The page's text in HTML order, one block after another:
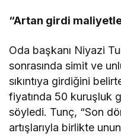
“Artan girdi
Oda başkanı Niyazi
sonrasında simit ve
sıkıntıya girdiğini
fiyatında 50 kuruşluk
söyledi. Tunç, “Son
artışlarıyla birlikte